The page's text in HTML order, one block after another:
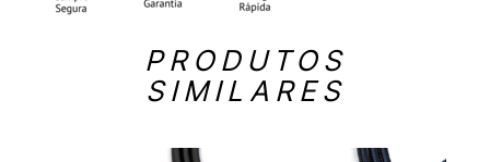
PRODUTOS
SIMILARES